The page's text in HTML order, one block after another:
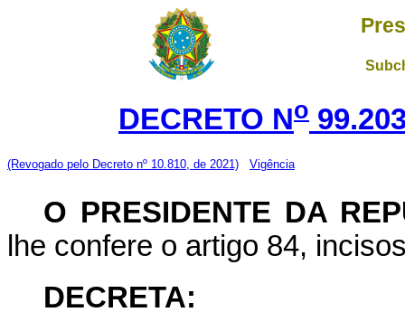
DECRETO No
(Revogado pelo Decreto nº 10.810, de 2021) Vigência
O PRESIDENTE DA
lhe confere o artigo 84,
DECRETA: